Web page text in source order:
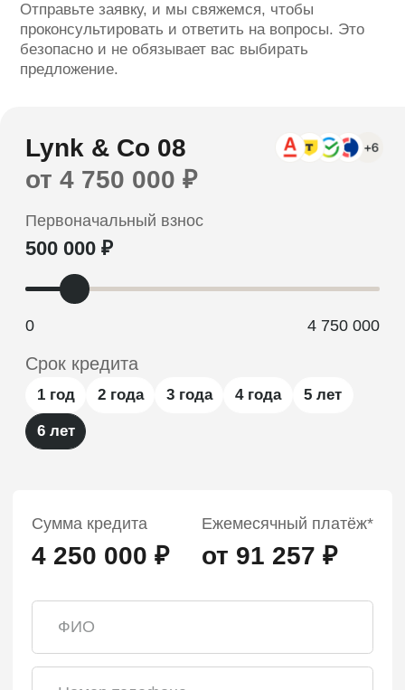
Отправьте заявку, и мы свяжемся, чтобы
проконсультировать и ответить на вопросы. Это
безопасно и не обязывает вас выбирать
предложение.
политикой обработки персональных данных
*Расчет является предварительным, не
является офертой. Ставка определяется
программы кредитования, первоначального
взноса и параметров заемщика